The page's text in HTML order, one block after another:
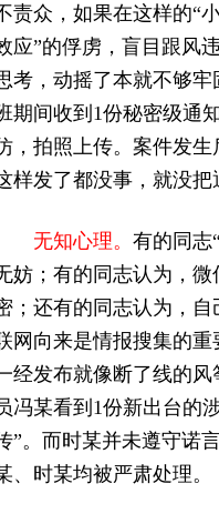
责众，如果在这样的“
应”的俘虏，盲目跟风
考，动摇了本就不够
期间收到1份秘密级通
，拍照上传。案件发
样发了都没事，就没把
无知心理。 有的同志
妨；有的同志认为，
；还有的同志认为，
网向来是情报搜集的
经发布就像断了线的风
冯某看到1份新出台的
”。而时某并未遵守诺
、时某均被严肃处理。